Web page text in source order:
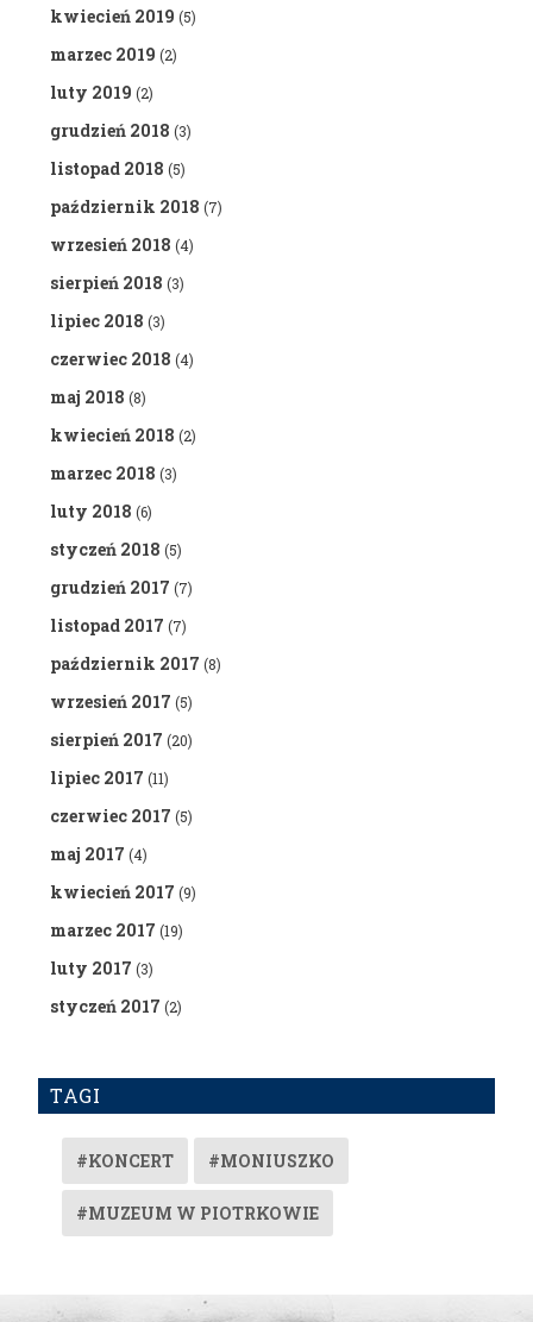
kwiecień 2019 (5)
marzec 2019 (2)
luty 2019 (2)
grudzień 2018 (3)
listopad 2018 (5)
październik 2018 (7)
wrzesień 2018 (4)
sierpień 2018 (3)
lipiec 2018 (3)
czerwiec 2018 (4)
maj 2018 (8)
kwiecień 2018 (2)
marzec 2018 (3)
luty 2018 (6)
styczeń 2018 (5)
grudzień 2017 (7)
listopad 2017 (7)
październik 2017 (8)
wrzesień 2017 (5)
sierpień 2017 (20)
lipiec 2017 (11)
czerwiec 2017 (5)
maj 2017 (4)
kwiecień 2017 (9)
marzec 2017 (19)
luty 2017 (3)
styczeń 2017 (2)
TAGI
#KONCERT #MONIUSZKO
#MUZEUM W PIOTRKOWIE